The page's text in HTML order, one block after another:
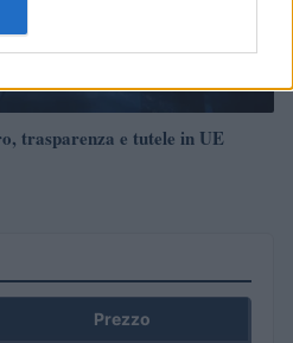
trasparenza e tutele in UE
Prezzo